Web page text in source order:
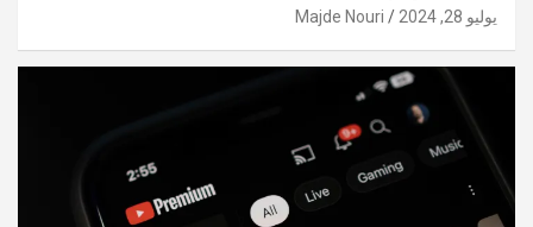
يوليو 28, 2024 Majde Nouri